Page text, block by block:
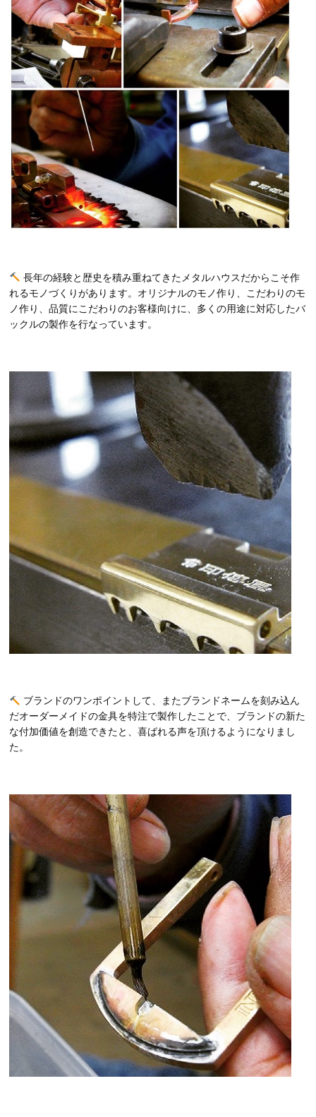
長年の経験と歴史を積み重ねてきたメタルハウスだからこそ作
れるモノづくりがあります。オリジナルのモノ作り、こだわりのモ
ノ作り、品質にこだわりのお客様向けに、多くの用途に対応したバ
ックルの製作を行なっています。
ブランドのワンポイントして、またブランドネームを刻み込ん
だオーダーメイドの金具を特注で製作したことで、ブランドの新た
な付加価値を創造できたと、喜ばれる声を頂けるようになりまし
た。